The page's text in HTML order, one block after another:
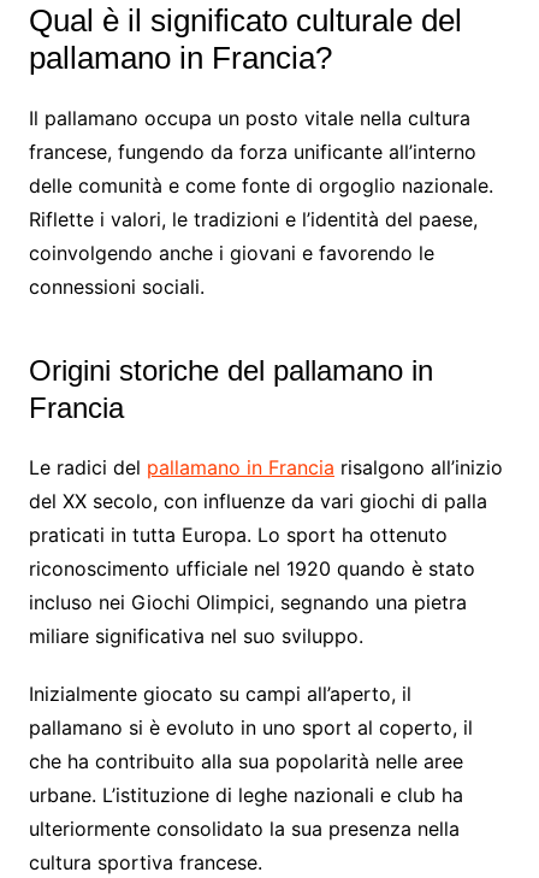
Qual è il significato culturale del
pallamano in Francia?
Il pallamano occupa un posto vitale nella cultura
francese, fungendo da forza unificante all’interno
delle comunità e come fonte di orgoglio nazionale.
Riflette i valori, le tradizioni e l’identità del paese,
coinvolgendo anche i giovani e favorendo le
connessioni sociali.
Origini storiche del pallamano in
Francia
Le radici del pallamano in Francia risalgono all’inizio
del XX secolo, con influenze da vari giochi di palla
praticati in tutta Europa. Lo sport ha ottenuto
riconoscimento ufficiale nel 1920 quando è stato
incluso nei Giochi Olimpici, segnando una pietra
miliare significativa nel suo sviluppo.
Inizialmente giocato su campi all’aperto, il
pallamano si è evoluto in uno sport al coperto, il
che ha contribuito alla sua popolarità nelle aree
urbane. L’istituzione di leghe nazionali e club ha
ulteriormente consolidato la sua presenza nella
cultura sportiva francese.